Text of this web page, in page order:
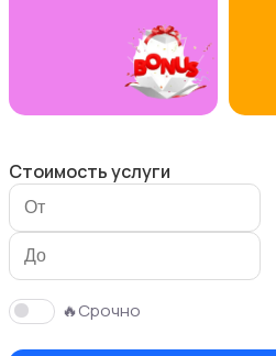
Ремонт техники
Автоуслуги
Стоимость услуги
🔥Срочно